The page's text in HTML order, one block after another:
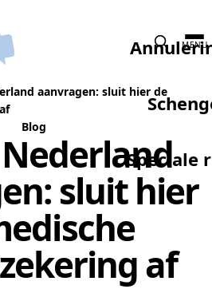
Speciale
MENU
aanvragen: sluit hier de
Blog
sluit hier
af